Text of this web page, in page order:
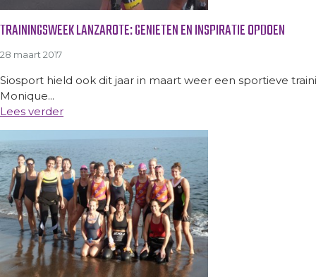
TRAININGSWEEK LANZAROTE: GENIETEN EN INSPIRATIE OPDOEN
28 maart 2017
Siosport hield ook dit jaar in maart weer een sportieve
Monique...
Lees verder